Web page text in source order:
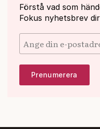
Förstå vad som
Fokus nyhetsbrev